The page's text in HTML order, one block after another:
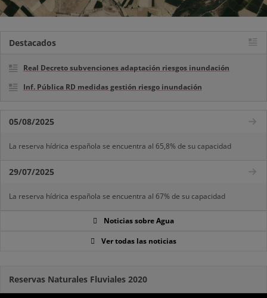
Destacados
Real Decreto subvenciones adaptación riesgos inundación
Inf. Pública RD medidas gestión riesgo inundación
05/08/2025
La reserva hídrica española se encuentra al 65,8% de su capacidad
29/07/2025
La reserva hídrica española se encuentra al 67% de su capacidad
Noticias sobre Agua
Ver todas las noticias
Reservas Naturales Fluviales 2020